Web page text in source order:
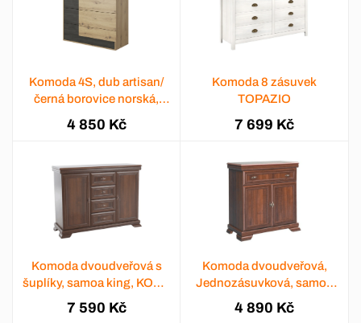
Komoda 4S, dub artisan/
černá borovice norská,
4 850 Kč
Komoda 8 zásuvek
TOPAZIO
7 699 Kč
Komoda dvoudveřová s
šuplíky, samoa king, KORA
kk3
7 590 Kč
Komoda dvoudveřová,
Jednozásuvková, samoa
king, KORA KK1
4 890 Kč